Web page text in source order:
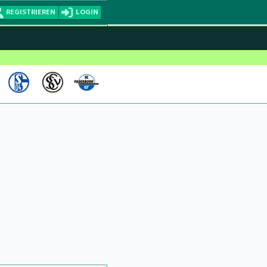
REGISTRIEREN LOGIN